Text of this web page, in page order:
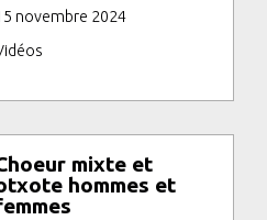
novembre 2024
mixte et
hommes et